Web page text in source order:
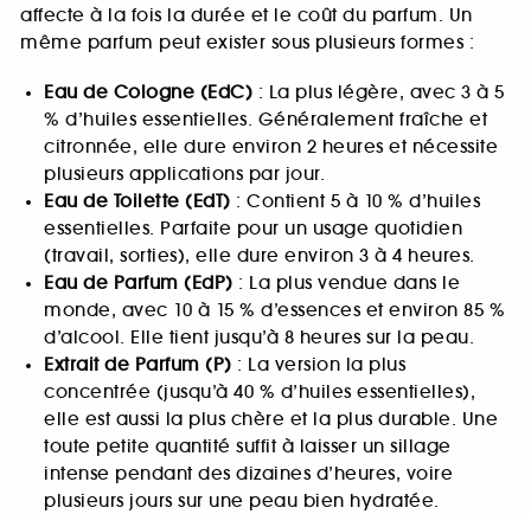
affecte à la fois la durée et le coût du parfum. Un
même parfum peut exister sous plusieurs formes :
Eau de Cologne (EdC) : La plus légère, avec 3 à 5
% d’huiles essentielles. Généralement fraîche et
citronnée, elle dure environ 2 heures et nécessite
plusieurs applications par jour.
Eau de Toilette (EdT) : Contient 5 à 10 % d’huiles
essentielles. Parfaite pour un usage quotidien
(travail, sorties), elle dure environ 3 à 4 heures.
Eau de Parfum (EdP) : La plus vendue dans le
monde, avec 10 à 15 % d’essences et environ 85 %
d’alcool. Elle tient jusqu’à 8 heures sur la peau.
Extrait de Parfum (P) : La version la plus
concentrée (jusqu’à 40 % d’huiles essentielles),
elle est aussi la plus chère et la plus durable. Une
toute petite quantité suffit à laisser un sillage
intense pendant des dizaines d’heures, voire
plusieurs jours sur une peau bien hydratée.